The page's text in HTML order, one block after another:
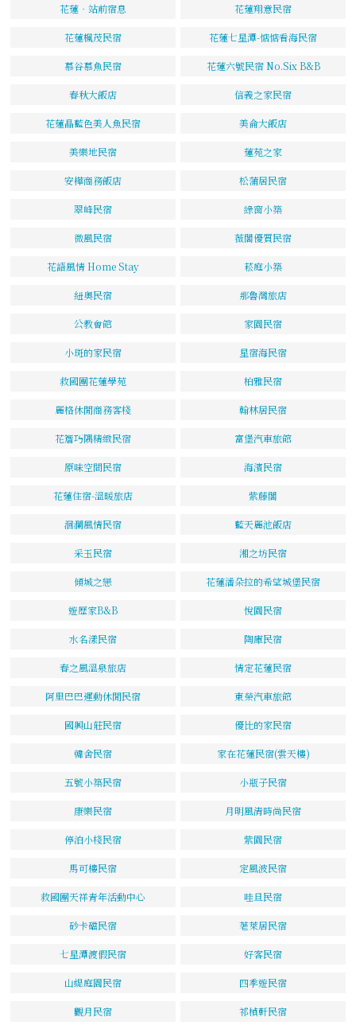
花蓮‧站前宿息 花蓮翔意民宿
花蓮楓茂民宿 花蓮七星潭-惦惦看海民宿
慕谷慕魚民宿 花蓮六號民宿 No.Six B&B
春秋大飯店 信義之家民宿
花蓮晶藍色美人魚民宿 美侖大飯店
美樂地民宿 蓮苑之家
安樺商務飯店 松蒲居民宿
翠峰民宿 綠窗小築
微風民宿 薇閣優質民宿
花語風情 Home Stay 菘庭小築
紐奧民宿 那魯灣旅店
公教會館 家園民宿
小斑的家民宿 星宿海民宿
救國團花蓮學苑 柏雅民宿
麗格休閒商務客棧 翰林居民宿
花簷巧隅精緻民宿 富堡汽車旅館
原味空間民宿 海濱民宿
花蓮住宿-溫暖旅店 紫藤閣
洄瀾風情民宿 藍天麗池飯店
采玉民宿 湘之坊民宿
傾城之戀 花蓮潘朵拉的希望城堡民宿
遊歷家B&B 悅園民宿
水名漾民宿 陶庫民宿
春之風溫泉旅店 情定花蓮民宿
阿里巴巴運動休閒民宿 東榮汽車旅館
國興山莊民宿 優比的家民宿
韓舍民宿 家在花蓮民宿(雲天樓)
五號小築民宿 小瓶子民宿
康樂民宿 月明風清時尚民宿
停泊小棧民宿 紫園民宿
馬可樓民宿 定風波民宿
救國團天祥青年活動中心 哇旦民宿
砂卡礑民宿 荖萊居民宿
七星潭渡假民宿 好客民宿
山緹庭園民宿 四季遊民宿
觀月民宿 祁楨軒民宿